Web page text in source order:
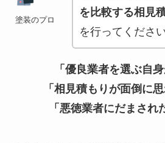
塗装のプロ
を比較する相見
を行ってください
「優良業者を選ぶ自身
「相見積もりが面倒に
「悪徳業者にだまされ